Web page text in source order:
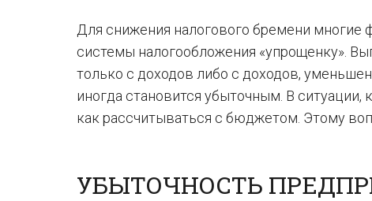
Для снижения налогового бремени
системы налогообложения «упрощенку».
только с доходов либо с доходов,
иногда становится убыточным. В ситуации,
как рассчитываться с бюджетом. Этому
УБЫТОЧНОСТЬ